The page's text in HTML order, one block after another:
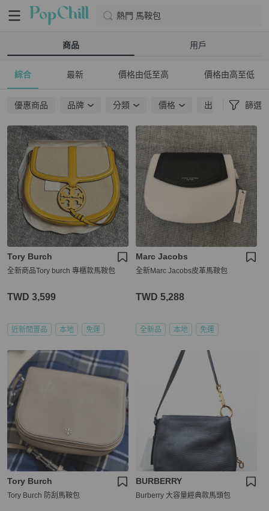
熱門 馬鞍包
商品 用戶
綜合 最新 價格由低至高 價格由高至低
優惠商品 品牌 分類 價格 出貨地點 篩選
Tory Burch
全新商品Tory burch 專櫃款馬鞍包
TWD 3,599
近新閒置品 本地 免運
Marc Jacobs
全新Marc Jacobs皮革馬鞍包
TWD 5,288
全新品 本地 免運
Tory Burch
Tory Burch 防刮馬鞍包
BURBERRY
Burberry 大容量經典款馬頭包